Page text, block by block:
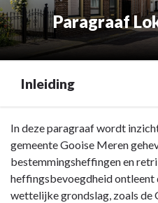
Paragraaf
Inleiding
Terug
naar
navigatie
Paragraaf
In deze paragraaf wordt
gemeente Gooise Meren
bestemmingsheffingen en
heffingsbevoegdheid ontleent
wettelijke grondslag, zoals de